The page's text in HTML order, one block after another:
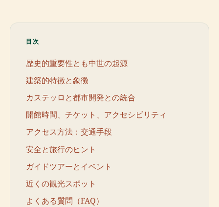
目次
歴史的重要性とも中世の起源
建築的特徴と象徴
カステッロと都市開発との統合
開館時間、チケット、アクセシビリティ
アクセス方法：交通手段
安全と旅行のヒント
ガイドツアーとイベント
近くの観光スポット
よくある質問（FAQ）